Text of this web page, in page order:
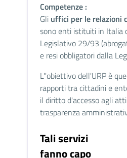
Competenze :
Gli uffici per le relazioni
sono enti istituiti in Italia
Legislativo 29/93
e resi obbligatori dalla
L''obiettivo dell'URP è
rapporti tra cittadini e
il diritto d'accesso agli
trasparenza
Tali servizi
fanno capo